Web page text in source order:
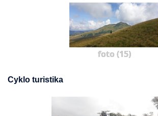
foto (15)
Cyklo turistika